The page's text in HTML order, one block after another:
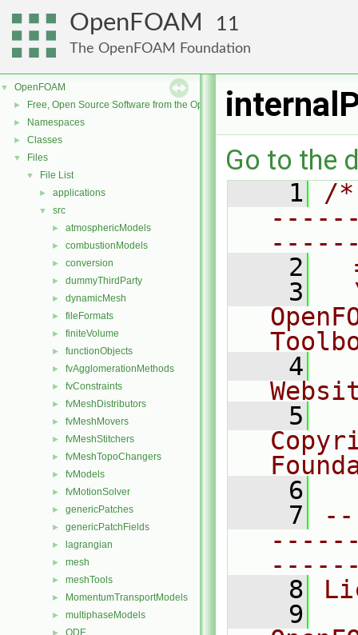
OpenFOAM 11
The OpenFOAM Foundation
▼ OpenFOAM
► Free, Open Source Software from the OpenFOAM Foundation
► Namespaces
► Classes
▼ Files
▼ File List
► applications
▼ src
► atmosphericModels
► combustionModels
► conversion
► dummyThirdParty
► dynamicMesh
► fileFormats
► finiteVolume
► functionObjects
► fvAgglomerationMethods
► fvConstraints
► fvMeshDistributors
► fvMeshMovers
► fvMeshStitchers
► fvMeshTopoChangers
► fvModels
► fvMotionSolver
► genericPatches
► genericPatchFields
► lagrangian
► mesh
► meshTools
► MomentumTransportModels
► multiphaseModels
ODE
Go to the
    1
/
    2
    3
    4
    5
    6
    7
    8
    9